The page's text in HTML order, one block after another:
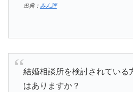
出典： みん評
結婚相談所を検討されている
はありますか？